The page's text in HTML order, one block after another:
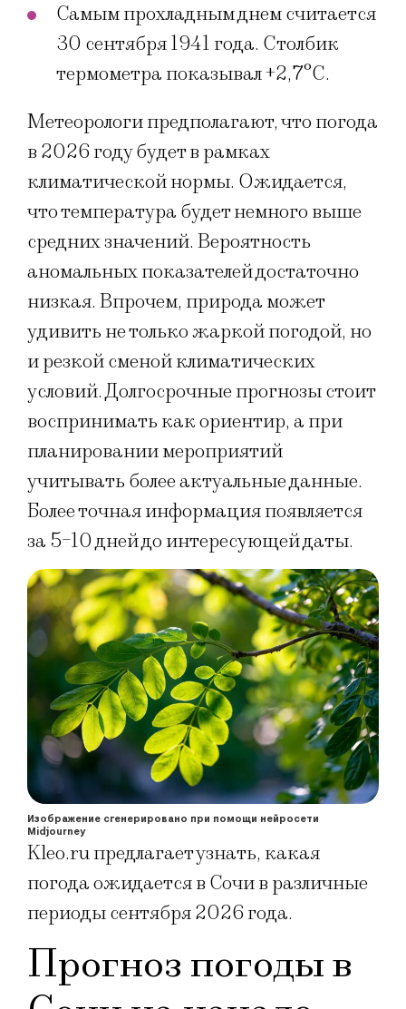
Самым прохладным днем считается
30 сентября 1941 года. Столбик
термометра показывал +2,7°C.
Метеорологи предполагают, что погода
в 2026 году будет в рамках
климатической нормы. Ожидается,
что температура будет немного выше
средних значений. Вероятность
аномальных показателей достаточно
низкая. Впрочем, природа может
удивить не только жаркой погодой, но
и резкой сменой климатических
условий. Долгосрочные прогнозы стоит
воспринимать как ориентир, а при
планировании мероприятий
учитывать более актуальные данные.
Более точная информация появляется
за 5-10 дней до интересующей даты.
Изображение сгенерировано при помощи нейросети
Midjourney
Kleo.ru предлагает узнать, какая
погода ожидается в Сочи в различные
периоды сентября 2026 года.
Прогноз погоды в